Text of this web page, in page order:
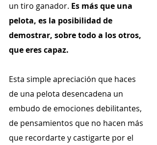
un tiro ganador. Es más que una
pelota, es la posibilidad de
demostrar, sobre todo a los otros,
que eres capaz.
Esta simple apreciación que haces
de una pelota desencadena un
embudo de emociones debilitantes,
de pensamientos que no hacen más
que recordarte y castigarte por el